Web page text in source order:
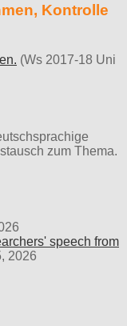
Kontrolle
(Ws 2017-18 Uni
zum Thema.
speech from
2026